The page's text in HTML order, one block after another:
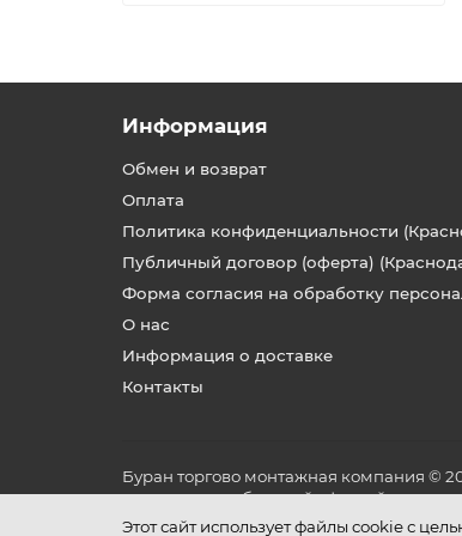
Этот сайт использует файлы cookie с
Информация
Обмен и возврат
Оплата
Политика конфиденциальности
Публичный договор (оферта)
Форма согласия на обработку
О нас
Информация о доставке
Контакты
Буран торгово монтажная компания ©
не является публичной офертой,
и условиях его эксплуатации.